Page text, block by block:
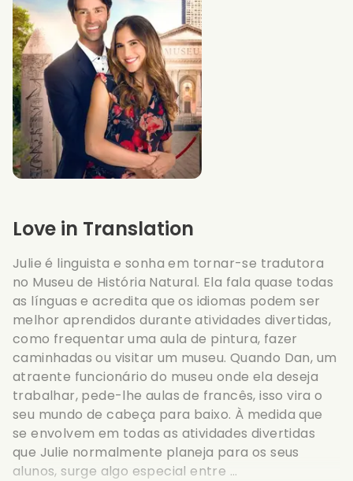
Love in Translation
Julie é linguista e sonha em tornar-se tradutora
no Museu de História Natural. Ela fala quase todas
as línguas e acredita que os idiomas podem ser
melhor aprendidos durante atividades divertidas,
como frequentar uma aula de pintura, fazer
caminhadas ou visitar um museu. Quando Dan, um
atraente funcionário do museu onde ela deseja
trabalhar, pede-lhe aulas de francês, isso vira o
seu mundo de cabeça para baixo. À medida que
se envolvem em todas as atividades divertidas
que Julie normalmente planeja para os seus
alunos, surge algo especial entre ...